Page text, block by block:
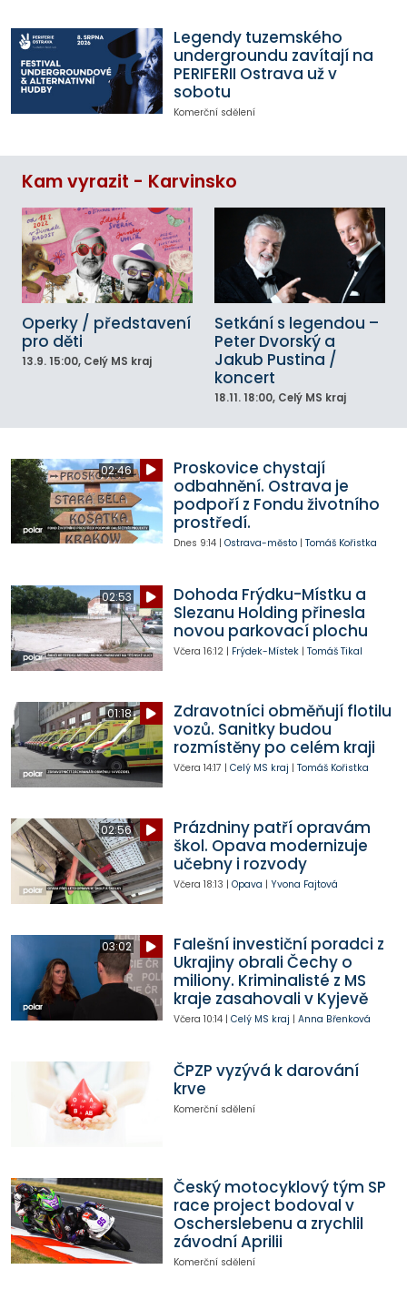
Legendy tuzemského
undergroundu zavítají na
PERIFERII Ostrava už v
sobotu
Komerční sdělení
Kam vyrazit - Karvinsko
Operky / představení
pro děti
13.9. 15:00, Celý MS kraj
Setkání s legendou –
Peter Dvorský a
Jakub Pustina /
koncert
18.11. 18:00, Celý MS kraj
02:46
Proskovice chystají
odbahnění. Ostrava je
podpoří z Fondu životního
prostředí.
Dnes 9:14| Ostrava-město| Tomáš Kořistka
02:53
Dohoda Frýdku-Místku a
Slezanu Holding přinesla
novou parkovací plochu
Včera 16:12| Frýdek-Místek| Tomáš Tikal
01:18
Zdravotníci obměňují flotilu
vozů. Sanitky budou
rozmístěny po celém kraji
Včera 14:17 | Celý MS kraj | Tomáš Kořistka
02:56
Prázdniny patří opravám
škol. Opava modernizuje
učebny i rozvody
Včera 18:13 | Opava | Yvona Fajtová
03:02
Falešní investiční poradci z
Ukrajiny obrali Čechy o
miliony. Kriminalisté z MS
kraje zasahovali v Kyjevě
Včera 10:14| Celý MS kraj | Anna Břenková
ČPZP vyzývá k darování
krve
Komerční sdělení
Český motocyklový tým SP
race project bodoval v
Oscherslebenu a zrychlil
závodní Aprilii
Komerční sdělení